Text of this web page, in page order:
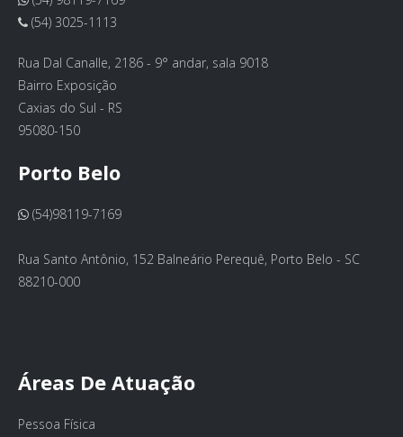
(54) 3025-1113
Rua Dal Canalle, 2186 - 9° andar, sala 9018
Bairro Exposição
Caxias do Sul - RS
95080-150
Porto Belo
(54)98119-7169
Rua Santo Antônio, 152 Balneário Perequê, Porto Belo - SC
88210-000
Áreas De Atuação
Pessoa Física